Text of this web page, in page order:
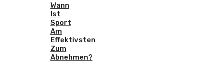
Wann
Ist
Sport
Am
Effektivsten
Zum
Abnehmen?